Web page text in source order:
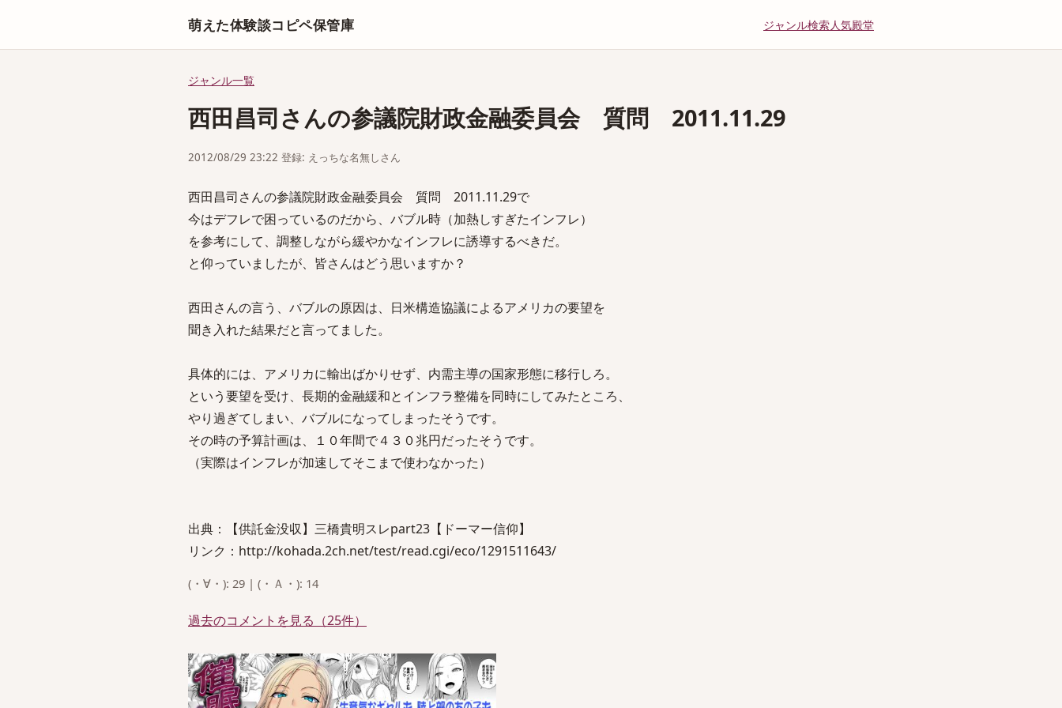
萌えた体験談コピペ保管庫 ジャンル検索人気殿堂
ジャンル一覧
西田昌司さんの参議院財政金融委員会 質問 2011.11.29
2012/08/29 23:22 登録: えっちな名無しさん
西田昌司さんの参議院財政金融委員会 質問 2011.11.29で
今はデフレで困っているのだから、バブル時（加熱しすぎたインフレ）
を参考にして、調整しながら緩やかなインフレに誘導するべきだ。
と仰っていましたが、皆さんはどう思いますか？
西田さんの言う、バブルの原因は、日米構造協議によるアメリカの要望を
聞き入れた結果だと言ってました。
具体的には、アメリカに輸出ばかりせず、内需主導の国家形態に移行しろ。
という要望を受け、長期的金融緩和とインフラ整備を同時にしてみたところ、
やり過ぎてしまい、バブルになってしまったそうです。
その時の予算計画は、１０年間で４３０兆円だったそうです。
（実際はインフレが加速してそこまで使わなかった）
出典：【供託金没収】三橋貴明スレpart23【ドーマー信仰】
リンク：http://kohada.2ch.net/test/read.cgi/eco/1291511643/
(・∀・): 29 | (・Ａ・): 14
過去のコメントを見る（25件）